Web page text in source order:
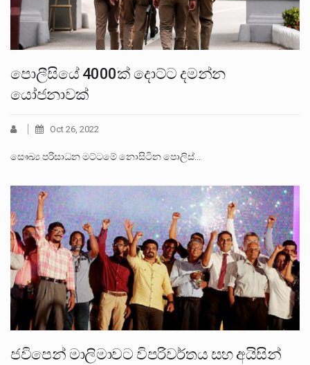
පොලීසියේ 4000ක් දොට්ට දමන්න
යෝජනාවක්
Oct 26, 2022
සෞඛ්‍ය පරිසාධන මට්ටමේ නොසිටින පොලිස්…
ජවිපෙන් මාලිමාවට විපරිවර්තය සහ අයිසින්